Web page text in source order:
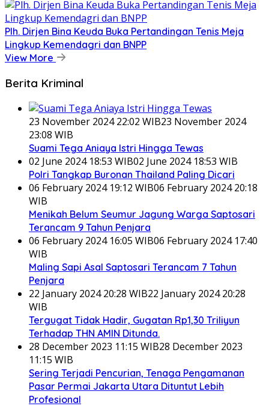
Plh. Dirjen Bina Keuda Buka Pertandingan Tenis Meja
Lingkup Kemendagri dan BNPP
View More
Berita Kriminal
23 November 2024 22:02 WIB23 November 2024
23:08 WIB
Suami Tega Aniaya Istri Hingga Tewas
02 June 2024 18:53 WIB02 June 2024 18:53 WIB
Polri Tangkap Buronan Thailand Paling Dicari
06 February 2024 19:12 WIB06 February 2024 20:18
WIB
Menikah Belum Seumur Jagung Warga Saptosari
Terancam 9 Tahun Penjara
06 February 2024 16:05 WIB06 February 2024 17:40
WIB
Maling Sapi Asal Saptosari Terancam 7 Tahun
Penjara
22 January 2024 20:28 WIB22 January 2024 20:28
WIB
Tergugat Tidak Hadir, Gugatan Rp1,30 Triliyun
Terhadap THN AMIN Ditunda.
28 December 2023 11:15 WIB28 December 2023
11:15 WIB
Sering Terjadi Pencurian, Tenaga Pengamanan
Pasar Permai Jakarta Utara Dituntut Lebih
Profesional